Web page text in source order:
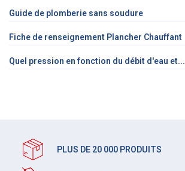
Guide de plomberie sans soudure
Fiche de renseignement Plancher Chauffant
Quel pression en fonction du débit d'eau et...
PLUS DE 20 000 PRODUITS